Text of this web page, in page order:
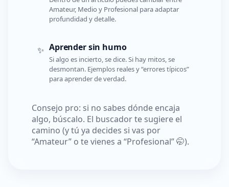
Amateur, Medio y Profesional para adaptar
profundidad y detalle.
✨ Aprender sin humo
Si algo es incierto, se dice. Si hay mitos, se
desmontan. Ejemplos reales y “errores típicos”
para aprender de verdad.
Consejo pro: si no sabes dónde encaja
algo, búscalo. El buscador te sugiere el
camino (y tú ya decides si vas por
“Amateur” o te vienes a “Profesional” 🤭).